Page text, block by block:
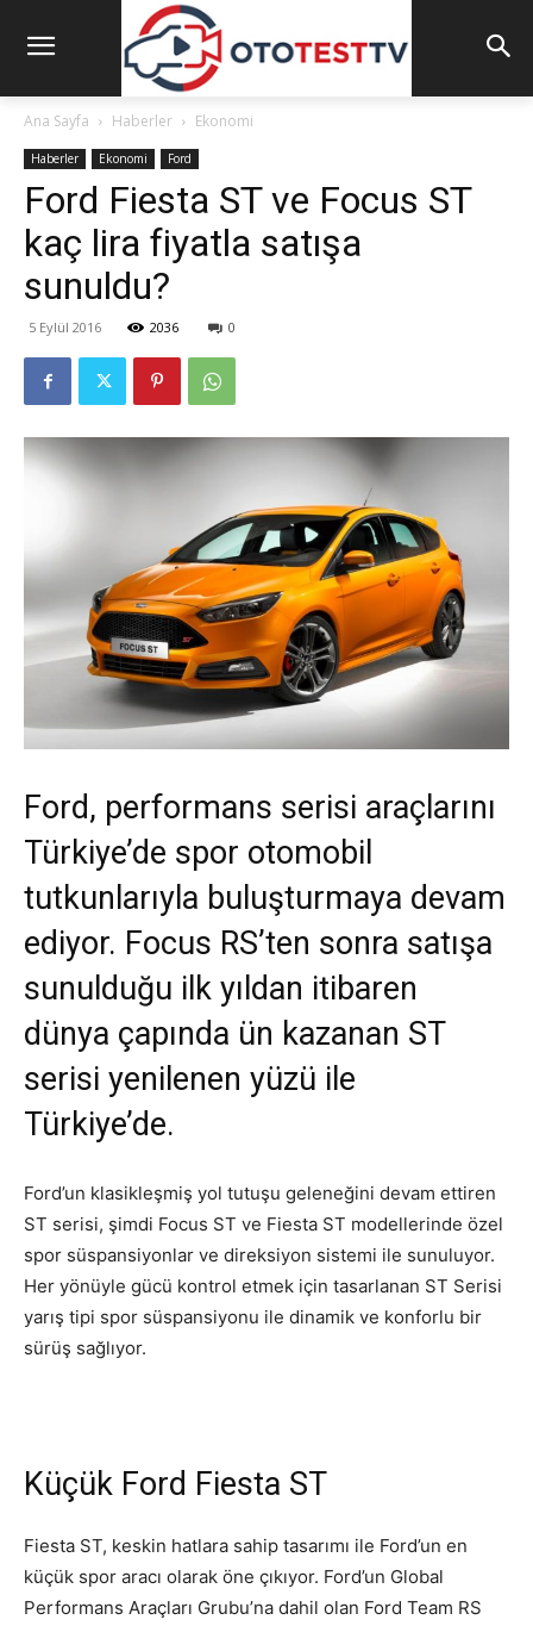
Ana Sayfa Haberler Ekonomi
Haberler Ekonomi Ford
Ford Fiesta ST ve Focus ST
kaç lira fiyatla satışa
sunuldu?
5 Eylül 2016 2036 0
Ford, performans serisi araçlarını
Türkiye’de spor otomobil
tutkunlarıyla buluşturmaya devam
ediyor. Focus RS’ten sonra satışa
sunulduğu ilk yıldan itibaren
dünya çapında ün kazanan ST
serisi yenilenen yüzü ile
Türkiye’de.
Ford’un klasikleşmiş yol tutuşu geleneğini devam ettiren
ST serisi, şimdi Focus ST ve Fiesta ST modellerinde özel
spor süspansiyonlar ve direksiyon sistemi ile sunuluyor.
Her yönüyle gücü kontrol etmek için tasarlanan ST Serisi
yarış tipi spor süspansiyonu ile dinamik ve konforlu bir
sürüş sağlıyor.
Küçük Ford Fiesta ST
Fiesta ST, keskin hatlara sahip tasarımı ile Ford’un en
küçük spor aracı olarak öne çıkıyor. Ford’un Global
Performans Araçları Grubu’na dahil olan Ford Team RS